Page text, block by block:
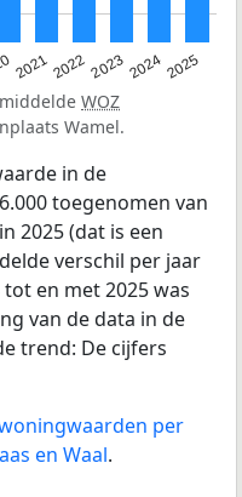
20212022202320242025
WOZ
Wamel.
in de
toegenomen van
2025 (dat is een
verschil per jaar
en met 2025 was
van de data in de
trend: De cijfers
per
en Waal.